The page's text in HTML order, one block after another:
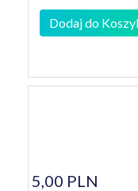
Dodaj do
5,00 PLN